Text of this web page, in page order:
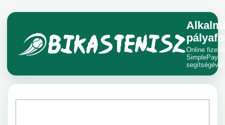
Alkalmi
Online
SimplePay
segítségével.